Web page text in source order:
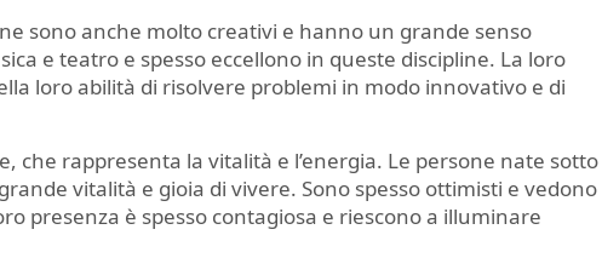
sono anche molto creativi e hanno un grande senso
e teatro e spesso eccellono in queste discipline. La loro
loro abilità di risolvere problemi in modo innovativo e di
che rappresenta la vitalità e l’energia. Le persone nate sotto
vitalità e gioia di vivere. Sono spesso ottimisti e vedono
presenza è spesso contagiosa e riescono a illuminare